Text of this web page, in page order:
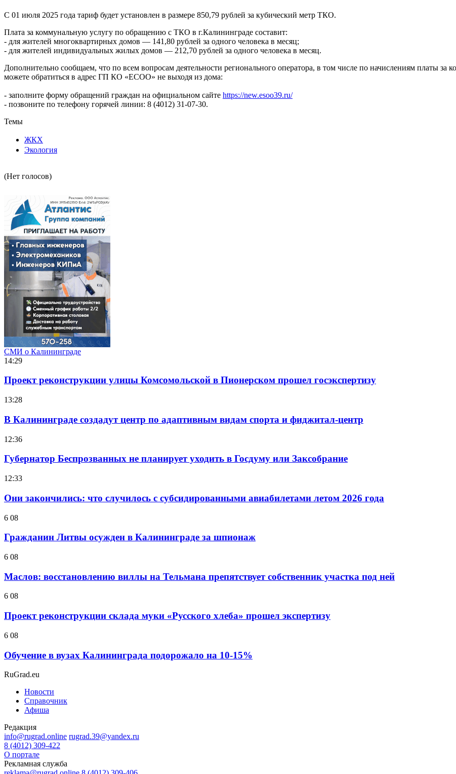
С 01 июля 2025 года тариф будет установлен в размере 850,79 рублей за кубический метр ТКО.
Плата за коммунальную услугу по обращению с ТКО в г.Калининграде составит:
- для жителей многоквартирных домов — 141,80 рублей за одного человека в месяц;
- для жителей индивидуальных жилых домов — 212,70 рублей за одного человека в месяц.
Дополнительно сообщаем, что по всем вопросам деятельности регионального оператора, в том числе по начислениям платы
можете обратиться в адрес ГП КО «ЕСОО» не выходя из дома:
- заполните форму обращений граждан на официальном сайте https://new.esoo39.ru/
- позвоните по телефону горячей линии: 8 (4012) 31-07-30.
Темы
ЖКХ
Экология
(Нет голосов)
СМИ о Калининграде
14:29
Проект реконструкции улицы Комсомольской в Пионерском прошел госэкспертизу
13:28
В Калининграде создадут центр по адаптивным видам спорта и фиджитал-центр
12:36
Губернатор Беспрозванных не планирует уходить в Госдуму или Заксобрание
12:33
Они закончились: что случилось с субсидированными авиабилетами летом 2026 года
6 08
Гражданин Литвы осужден в Калининграде за шпионаж
6 08
Маслов: восстановлению виллы на Тельмана препятствует собственник участка под ней
6 08
Проект реконструкции склада муки «Русского хлеба» прошел экспертизу
6 08
Обучение в вузах Калининграда подорожало на 10-15%
RuGrad.eu
Новости
Справочник
Афиша
Редакция
info@rugrad.online rugrad.39@yandex.ru
8 (4012) 309-422
О портале
Рекламная служба